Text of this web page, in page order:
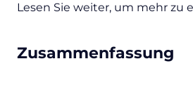
Lesen Sie weiter, um mehr zu
Zusammenfassung